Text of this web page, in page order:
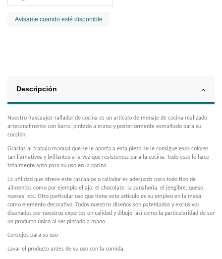
Descripción
Nuestro Rascaajos-rallador de cocina es un artículo de menaje de cocina realizado
artesanalmente con barro, pintado a mano y posteriormente esmaltado para su
cocción.
Gracias al trabajo manual que se le aporta a esta pieza se le consigue esos colores
tan llamativos y brillantes a la vez que resistentes para la cocina. Todo esto lo hace
totalmente apto para su uso en la cocina.
La utilidad que ofrece este rascaajos o rallador es adecuada para todo tipo de
alimentos como por ejemplo el ajo, el chocolate, la zanahoria, el jengibre, queso,
nueces, etc. Otro particular uso que tiene este artículo es su empleo en la mesa
como elemento decorativo. Todos nuestros diseños son patentados y exclusivos
diseñados por nuestros expertos en calidad y dibujo, así como la particularidad de ser
un producto único al ser pintado a mano.
Consejos para su uso
Lavar el producto antes de su uso con la comida.